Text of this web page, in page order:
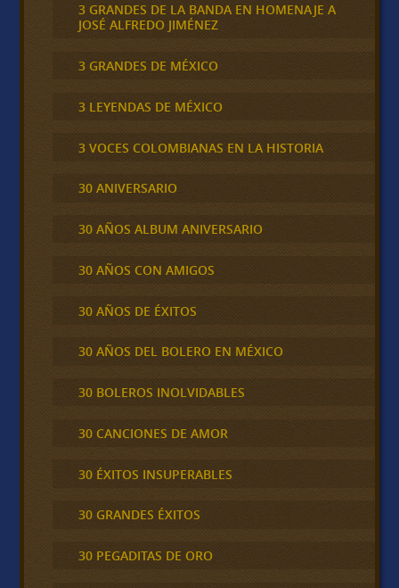
3 GRANDES DE LA BANDA EN HOMENAJE A
JOSÉ ALFREDO JIMÉNEZ
3 GRANDES DE MÉXICO
3 LEYENDAS DE MÉXICO
3 VOCES COLOMBIANAS EN LA HISTORIA
30 ANIVERSARIO
30 AÑOS ALBUM ANIVERSARIO
30 AÑOS CON AMIGOS
30 AÑOS DE ÉXITOS
30 AÑOS DEL BOLERO EN MÉXICO
30 BOLEROS INOLVIDABLES
30 CANCIONES DE AMOR
30 ÉXITOS INSUPERABLES
30 GRANDES ÉXITOS
30 PEGADITAS DE ORO